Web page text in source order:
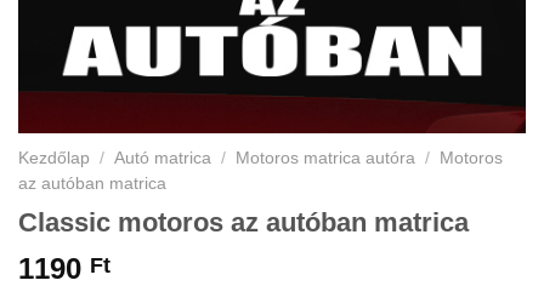
Kezdőlap / Autó matrica / Motoros matrica autóra /
Motoros
az autóban matrica
Classic motoros az autóban matrica
1190 Ft